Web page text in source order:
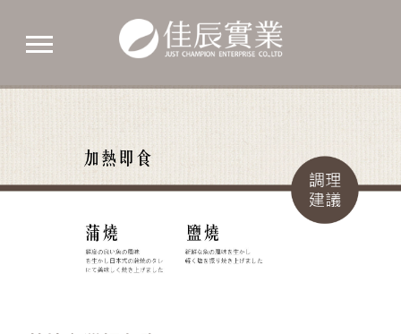
佳
業